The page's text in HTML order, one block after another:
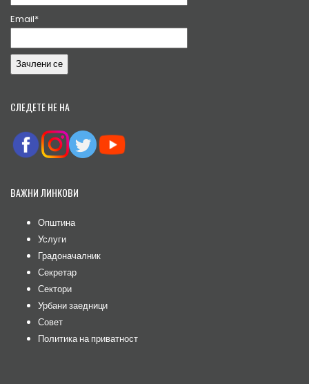
Email*
СЛЕДЕТЕ НЕ НА
ВАЖНИ ЛИНКОВИ
Општина
Услуги
Градоначалник
Секретар
Сектори
Урбани заедници
Совет
Политика на приватност